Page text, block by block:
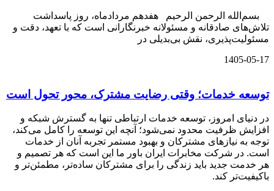
بسم‌الله الرحمن الرحیم هفدهم مردادماه، روز پاسداشت
تلاش‌های صادقانه و مسئولانه خبرنگارانی است که با تعهد، دقت و
مسئولیت‌پذیری، نقش بی‌بدیلی در
1405-05-17
توسعه خدمات؛ وقتی رضایت مشترک، محور تحول است
در دنیای امروز، توسعه خدمات ارتباطی تنها به گسترش شبکه و
افزایش ظرفیت محدود نمی‌شود؛ آنچه این توسعه را کامل می‌کند،
توجه به نیازهای مشترکان و بهبود مستمر تجربه آنان از خدمات
است. در شرکت مخابرات ایران باور ما این است که هر تصمیم و
هر خدمت جدید باید زندگی را برای مشترکان ساده‌تر، مطمئن‌تر و
باکیفیت‌تر کند.